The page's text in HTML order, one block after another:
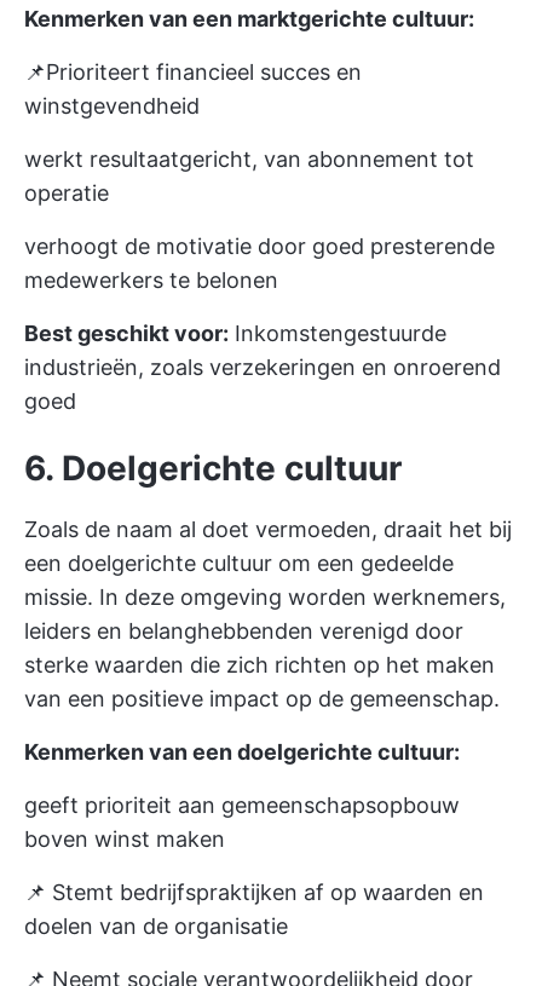
Kenmerken van een marktgerichte cultuur:
📌Prioriteert financieel succes en
winstgevendheid
werkt resultaatgericht, van abonnement tot
operatie
verhoogt de motivatie door goed presterende
medewerkers te belonen
Best geschikt voor: Inkomstengestuurde
industrieën, zoals verzekeringen en onroerend
goed
6. Doelgerichte cultuur
Zoals de naam al doet vermoeden, draait het bij
een doelgerichte cultuur om een gedeelde
missie. In deze omgeving worden werknemers,
leiders en belanghebbenden verenigd door
sterke waarden die zich richten op het maken
van een positieve impact op de gemeenschap.
Kenmerken van een doelgerichte cultuur:
geeft prioriteit aan gemeenschapsopbouw
boven winst maken
📌 Stemt bedrijfspraktijken af op waarden en
doelen van de organisatie
📌 Neemt sociale verantwoordelijkheid door